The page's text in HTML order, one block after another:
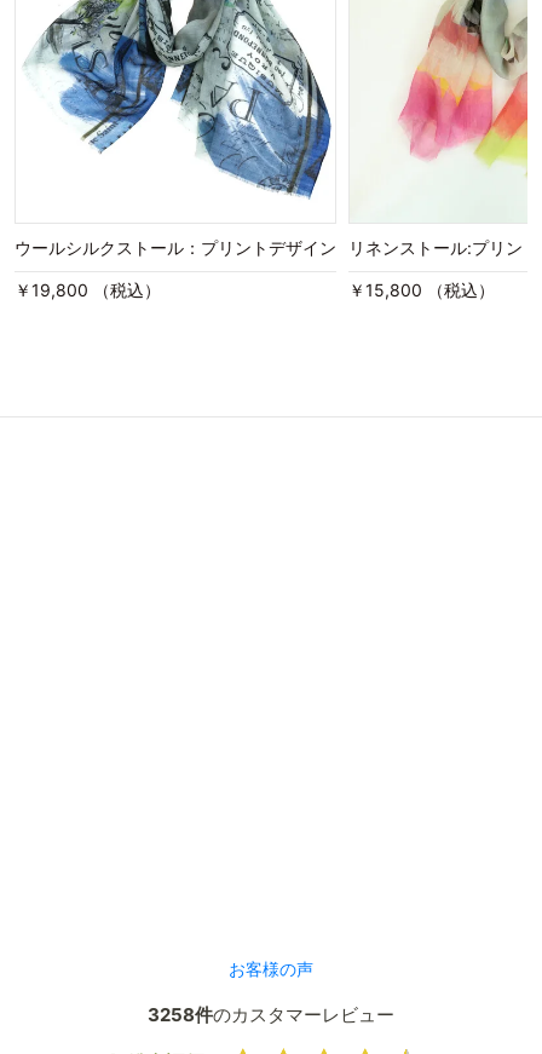
ウールシルクストール：プリントデザイン
￥19,800 （税込）
リネンストール:プリン
￥15,800 （税込）
お客様の声
3258件のカスタマーレビュー